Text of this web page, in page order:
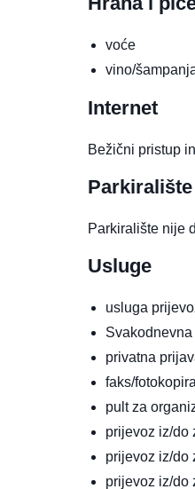
voće
vino/
Internet
Bežični pristup
Parkiralište
Parkiralište nije
Usluge
usluga
privatna
faks/
pult za
prijevoz iz/do
prijevoz iz/do
prijevoz iz/do